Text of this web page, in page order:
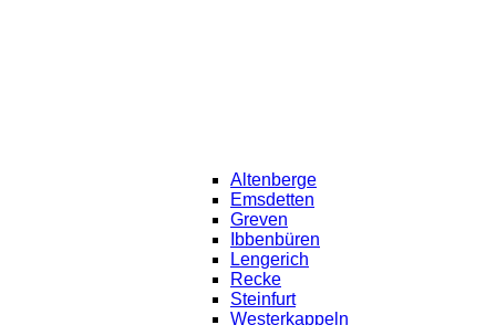
Altenberge
Emsdetten
Greven
Ibbenbüren
Lengerich
Recke
Steinfurt
Westerkappeln